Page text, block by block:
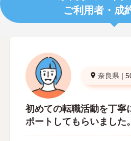
ご利用者・成
奈良県 |
初めての転職活動を丁寧
ポートしてもらいました。